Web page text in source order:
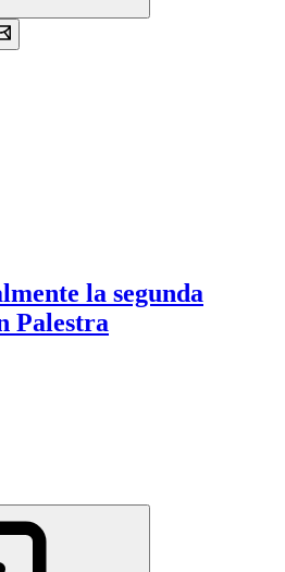
la segunda
Palestra